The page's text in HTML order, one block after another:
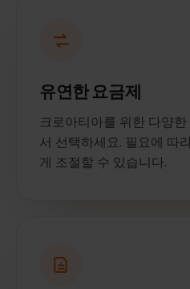
유연한 요금제
크로아티아를 위한 다양
서 선택하세요. 필요에 따
게 조절할 수 있습니다.